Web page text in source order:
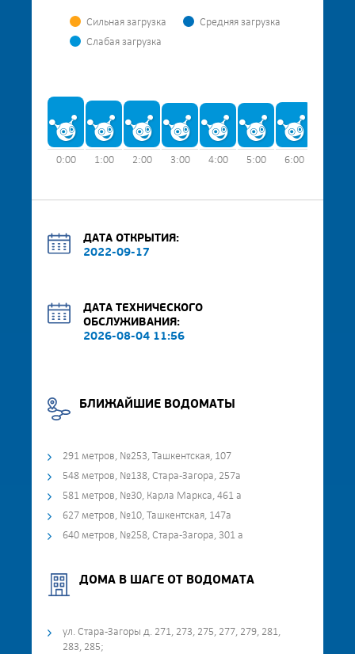
Сильная загрузка
Средняя загрузка
Слабая загрузка
0:00 1:00 2:00 3:00 4:00 5:00 6:00
ДАТА ОТКРЫТИЯ:
2022-09-17
ДАТА ТЕХНИЧЕСКОГО
ОБСЛУЖИВАНИЯ:
2026-08-04 11:56
БЛИЖАЙШИЕ ВОДОМАТЫ
291 метров, №253, Ташкентская, 107
548 метров, №138, Стара-Загора, 257а
581 метров, №30, Карла Маркса, 461 а
627 метров, №10, Ташкентская, 147а
640 метров, №258, Стара-Загора, 301 а
ДОМА В ШАГЕ ОТ ВОДОМАТА
ул. Стара-Загоры д. 271, 273, 275, 277, 279, 281,
283, 285;